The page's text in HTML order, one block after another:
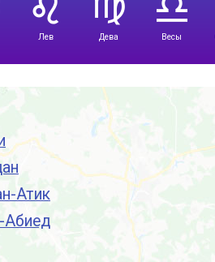
Лев Дева Весы
Атик
Абиед